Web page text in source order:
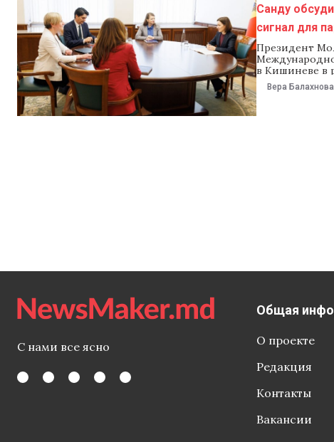
Санду
сигнал для
Президент
в Кишиневе в
Как сообщили
обсудили
Вера Балахнова
С нами все ясно
Общая
О проекте
Редакция
Контакты
Вакансии